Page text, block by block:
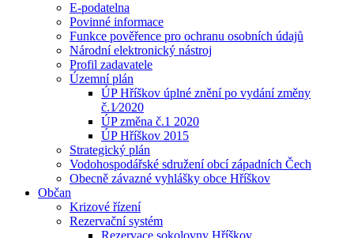
E-podatelna
Povinné informace
Funkce pověřence pro ochranu osobních údajů
Národní elektronický nástroj
Profil zadavatele
Územní plán
ÚP Hříškov úplné znění po vydání změny
č.1⁄2020
ÚP změna č.1 2020
ÚP Hříškov 2015
Strategický plán
Vodohospodářské sdružení obcí západních Čech
Obecně závazné vyhlášky obce Hříškov
Občan
Krizové řízení
Rezervační systém
Rezervace sokolovny Hříškov